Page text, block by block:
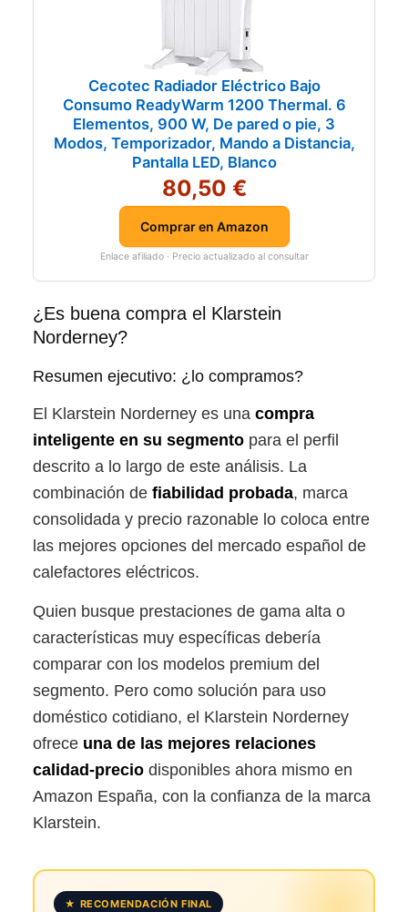
Cecotec Radiador Eléctrico Bajo
Consumo ReadyWarm 1200 Thermal. 6
Elementos, 900 W, De pared o pie, 3
Modos, Temporizador, Mando a Distancia,
Pantalla LED, Blanco
80,50 €
Comprar en Amazon
Enlace afiliado · Precio actualizado al consultar
¿Es buena compra el Klarstein
Norderney?
Resumen ejecutivo: ¿lo compramos?
El Klarstein Norderney es una compra
inteligente en su segmentopara el perfil
descrito a lo largo de este análisis. La
combinación de fiabilidad probada, marca
consolidada y precio razonable lo coloca entre
las mejores opciones del mercado español de
calefactores eléctricos.
Quien busque prestaciones de gama alta o
características muy específicas debería
comparar con los modelos premium del
segmento. Pero como solución para uso
doméstico cotidiano, el Klarstein Norderney
ofrece una de las mejores relaciones
calidad-preciodisponibles ahora mismo en
Amazon España, con la confianza de la marca
Klarstein.
★ RECOMENDACIÓN FINAL